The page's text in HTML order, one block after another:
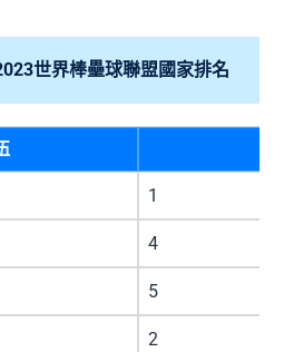
世界棒壘球聯盟國家排名
1
4
5
2